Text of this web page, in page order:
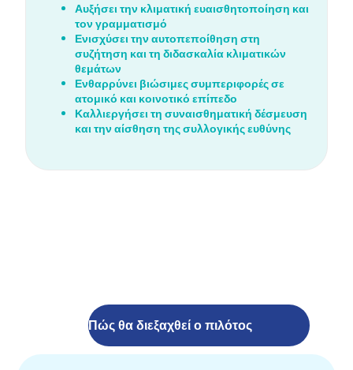
Αυξήσει την κλιματική ευαισθητοποίηση και
τον γραμματισμό
Ενισχύσει την αυτοπεποίθηση στη
συζήτηση και τη διδασκαλία κλιματικών
θεμάτων
Ενθαρρύνει βιώσιμες συμπεριφορές σε
ατομικό και κοινοτικό επίπεδο
Καλλιεργήσει τη συναισθηματική δέσμευση
και την αίσθηση της συλλογικής ευθύνης
Πώς θα διεξαχθεί ο πιλότος